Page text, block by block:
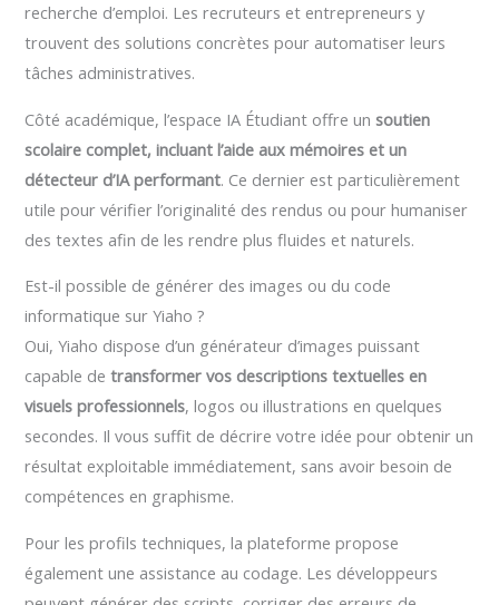
recherche d’emploi. Les recruteurs et entrepreneurs y
trouvent des solutions concrètes pour automatiser leurs
tâches administratives.
Côté académique, l’espace IA Étudiant offre unsoutien
scolaire complet, incluant l’aide aux mémoires et un
détecteur d’IA performant. Ce dernier est particulièrement
utile pour vérifier l’originalité des rendus ou pour humaniser
des textes afin de les rendre plus fluides et naturels.
Est-il possible de générer des images ou du code
informatique sur Yiaho ?
Oui, Yiaho dispose d’un générateur d’images puissant
capable detransformer vos descriptions textuelles en
visuels professionnels, logos ou illustrations en quelques
secondes. Il vous suffit de décrire votre idée pour obtenir un
résultat exploitable immédiatement, sans avoir besoin de
compétences en graphisme.
Pour les profils techniques, la plateforme propose
également une assistance au codage. Les développeurs